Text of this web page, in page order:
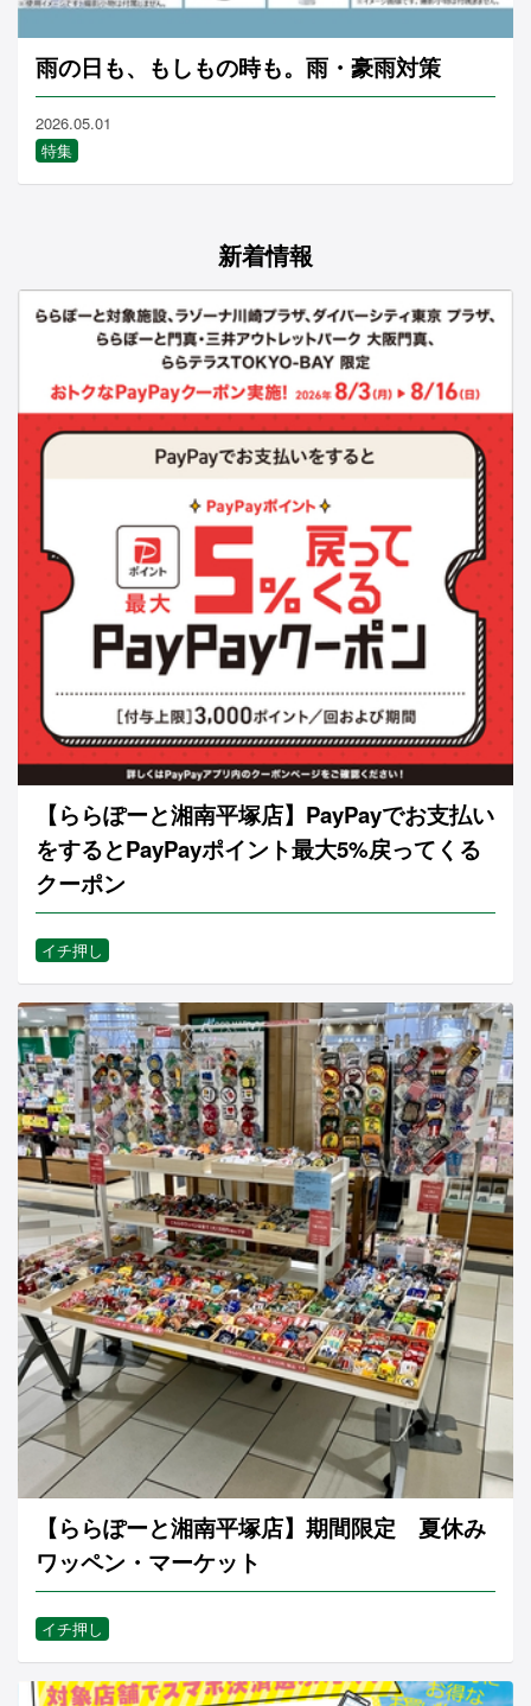
雨の日も、もしもの時も。雨・豪雨対策
2026.05.01
特集
新着情報
【ららぽーと湘南平塚店】PayPayでお支払い
をするとPayPayポイント最大5%戻ってくる
クーポン
イチ押し
【ららぽーと湘南平塚店】期間限定 夏休み
ワッペン・マーケット
イチ押し